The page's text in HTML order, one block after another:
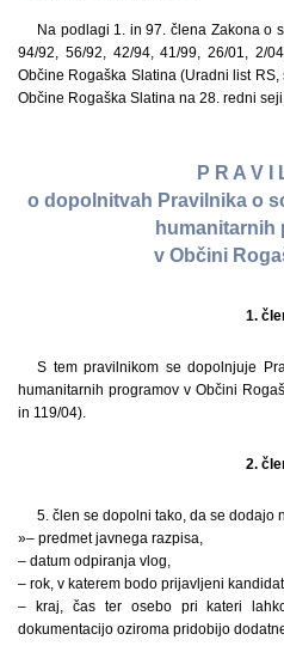
Na podlagi 1. in 97. člena Zakona o
94/92, 56/92, 42/94, 41/99, 26/01, 2/
Občine Rogaška Slatina (Uradni list
Občine Rogaška Slatina na 28. redni
P R A V I
o dopolnitvah Pravilnika o
humanitarnih
v Občini
1.
S tem pravilnikom se dopolnjuje
humanitarnih programov v Občini
in 119/04).
2.
5. člen se dopolni tako, da se dodajo
»– predmet javnega razpisa,
– datum odpiranja vlog,
– rok, v katerem bodo prijavljeni
– kraj, čas ter osebo pri kateri
dokumentacijo oziroma pridobijo